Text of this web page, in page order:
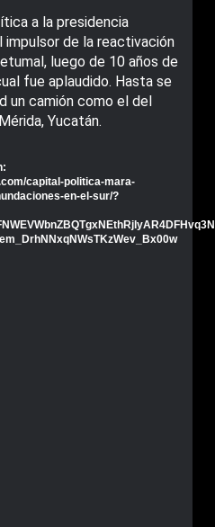
a la presidencia
impulsor de la reactivación
luego de 10 años de
fue aplaudido. Hasta se
un camión como el del
Yucatán.
capital-politica-mara-
en-el-sur/?